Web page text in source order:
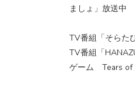
ましょ」放送中
TV番組「そらた
TV番組「
ゲーム Tears of